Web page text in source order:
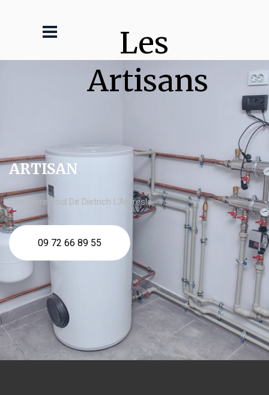
Les
Artisans
ARTISAN
chaudière fioul De Dietrich L'Arbresle
09 72 66 89 55